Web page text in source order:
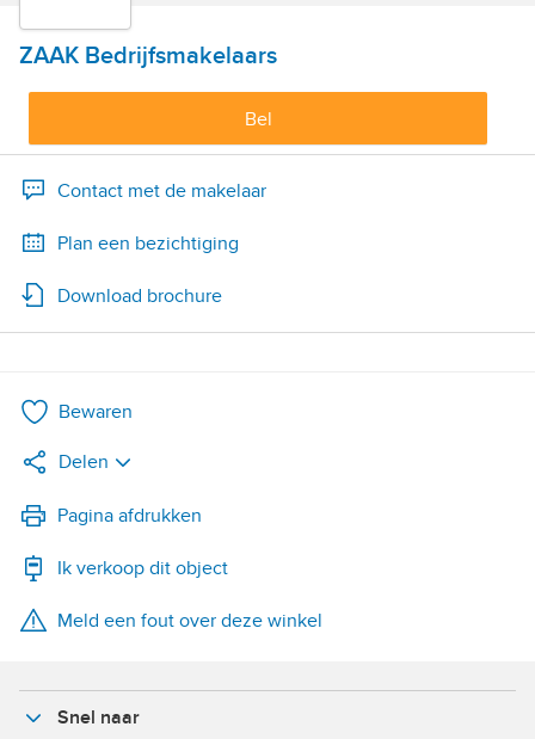
ZAAK Bedrijfsmakelaars
Bel
Contact met de makelaar
Plan een bezichtiging
Download brochure
Bewaren
Delen
LinkedIn
WhatsApp
X
Pagina afdrukken
Ik verkoop dit object
Meld een fout over deze winkel
Snel naar